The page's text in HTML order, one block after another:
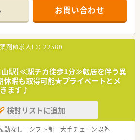
から80枚程度を応需しており、大学病院門前
、漢方など多岐にわたる科目を経験できます。
から3名の体制で業務にあたっており、一人
対して丁寧に対応できる環境が整っていま
】
中心に地域密着型の店舗展開を行っており、患
寄り添った質の高い医療提供を目指していま
であるため、近隣店舗への急な異動や転勤が
、腰を据えて長く働き続けることが可能です。
薬局として高度な薬学管理を実践しており、地
拠点として信頼と実績を積み重ねている法人
お問い合わせ
薬剤師求人ID： 22580
山駅】≪駅チカ徒歩1分≫転居を伴う異
休暇も取得可能★プライベートとメ
ます♪
検討リストに追加
勤なし シフト制 大手チェーン以外